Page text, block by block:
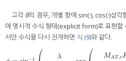
고각 θ의 경우, 개별 항에 sin(·), cos(·)삼
에 명시적 수식 형태(explicit form)로 표현할
서만 수식을 다시 전개하면 식 (9)와 같다.
−1 ⎛ λ ⎛ MAZ,e